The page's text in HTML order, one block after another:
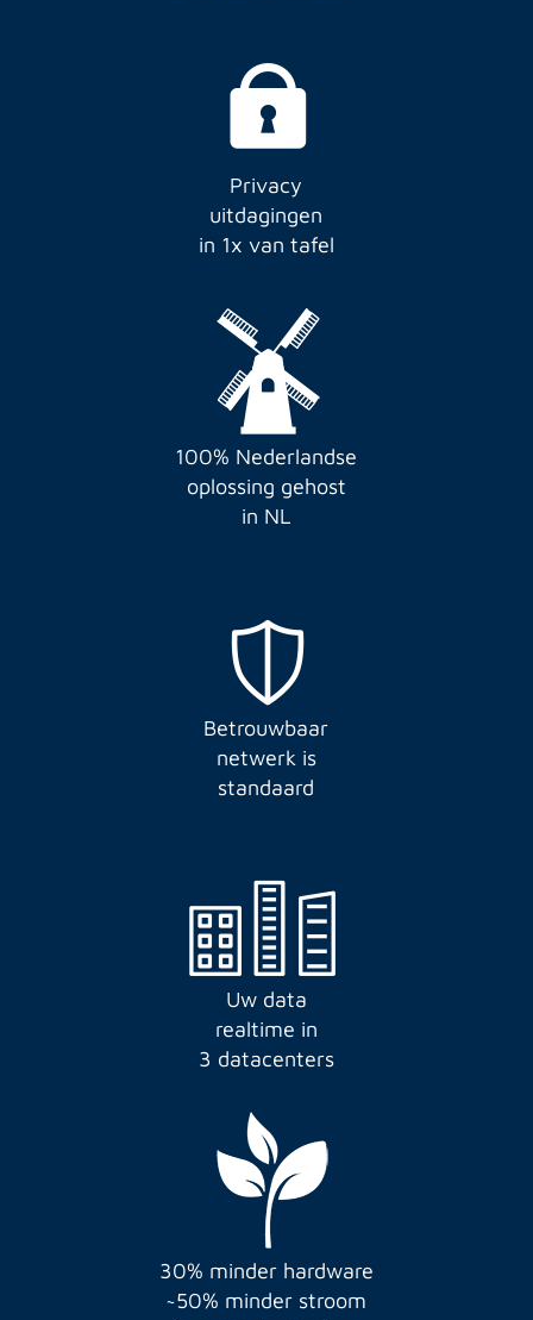
Privacy
uitdagingen
in 1x van tafel
100% Nederlandse
oplossing gehost
in NL
Betrouwbaar
netwerk is
standaard
Uw data
realtime in
3 datacenters
30% minder hardware
~50% minder stroom